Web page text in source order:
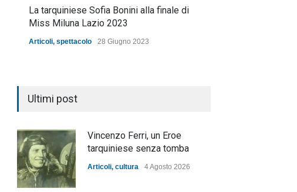
La tarquiniese Sofia Bonini alla finale di
Miss Miluna Lazio 2023
Articoli, spettacolo 28 Giugno 2023
Ultimi post
Vincenzo Ferri, un Eroe
tarquiniese senza tomba
Articoli, cultura 4 Agosto 2026